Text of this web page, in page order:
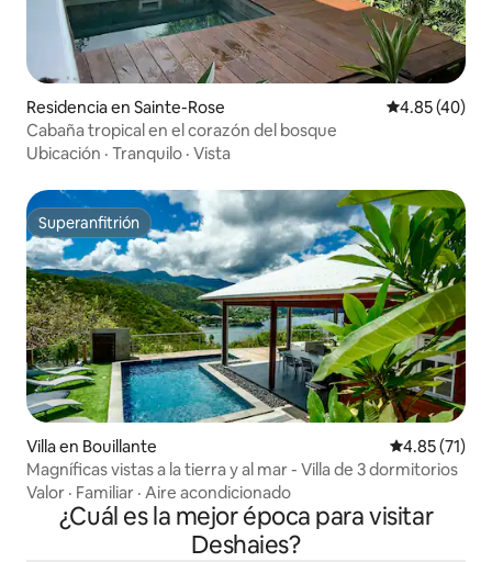
Residencia en Sainte-Rose Calificación
4.85 (40)
Cabaña tropical en el corazón del bosque
Ubicación · Tranquilo · Vista
Superanfitrión
Superanfitrión
Villa en Bouillante Calificación
4.85 (71)
Magníficas vistas a la tierra y al mar - Villa de 3 dormitorios
Valor · Familiar · Aire acondicionado
¿Cuál es la mejor época para visitar
Deshaies?